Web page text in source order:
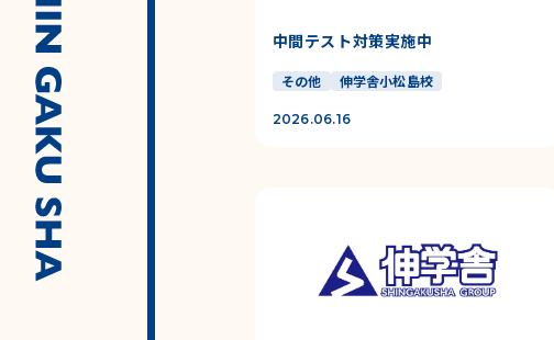
中間テスト対策実施中
その他 伸学舎小松島校
2026.06.16